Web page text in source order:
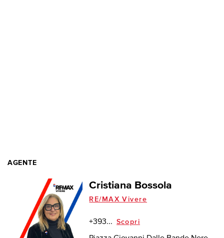
AGENTE
Cristiana Bossola
RE/MAX Vivere
+393... Scopri